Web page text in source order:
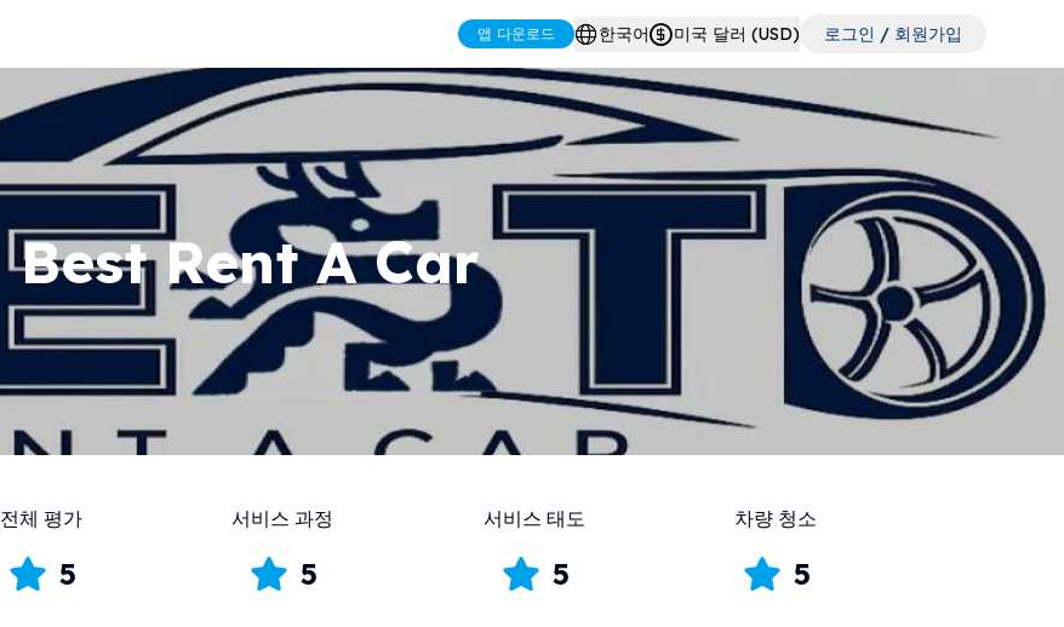
앱 다운로드 한국어 미국 달러 (USD) 로그인 / 회원가입
Best Rent A Car
전체 평가
5
서비스 과정
5
서비스 태도
5
차량 청소
5